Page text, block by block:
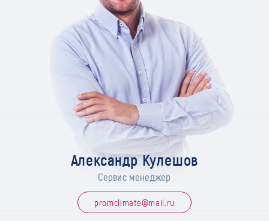
Александр Кулешов
Сервис менеджер
promclimate@mail.ru